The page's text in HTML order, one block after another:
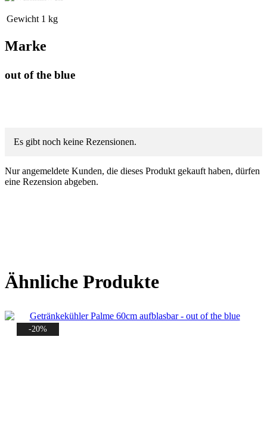
Gewicht 1 kg
Marke
out of the blue
Es gibt noch keine Rezensionen.
Nur angemeldete Kunden, die dieses Produkt gekauft haben, dürfen
eine Rezension abgeben.
Ähnliche Produkte
-20%